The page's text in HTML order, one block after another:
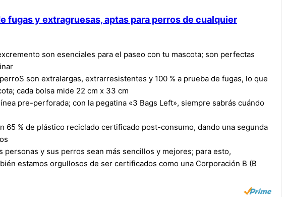
fugas y extragruesas, aptas para perros de cualquier
son esenciales para el paseo con tu mascota; son perfectas
son extralargas, extrarresistentes y 100 % a prueba de fugas, lo que
cada bolsa mide 22 cm x 33 cm
pre-perforada; con la pegatina «3 Bags Left», siempre sabrás cuándo
65 % de plástico reciclado certificado post-consumo, dando una segunda
personas y sus perros sean más sencillos y mejores; para esto,
estamos orgullosos de ser certificados como una Corporación B (B